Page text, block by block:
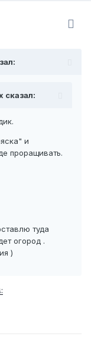
сказал:
и
проращивать.
туда
огород .
)